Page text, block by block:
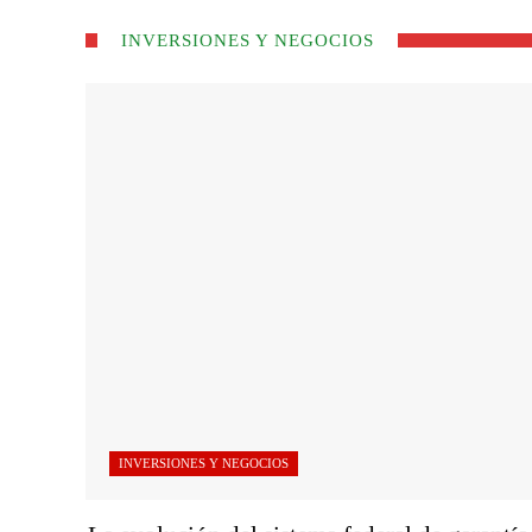
INVERSIONES Y NEGOCIOS
INVERSIONES Y NEGOCIOS